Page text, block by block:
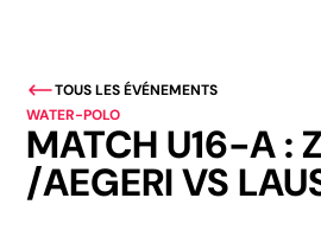
TOUS LES ÉVÉNEMENTS
WATER-POLO
MATCH U16-A :
/AEGERI VS